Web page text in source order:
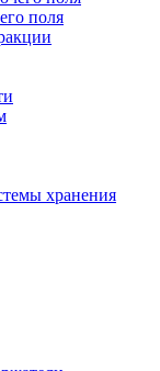
поля
хранения